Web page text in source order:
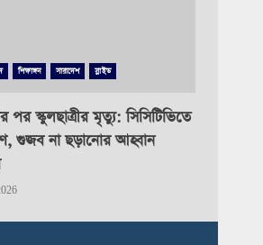
শিক্ষাঙ্গন সারাদেশ স্লাইড
পর স্কুলছাত্রীর মৃত্যু: সিসিটিভিতে
গুজব না ছড়ানোর আহ্বান